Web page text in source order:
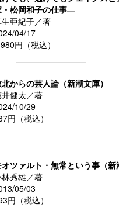
・松岡和子の仕事―
亜紀子／著
04/17
円（税込）
北からの芸人論（新潮文庫）
健太／著
10/29
円（税込）
オツァルト・無常という事（新
秀雄／著
05/03
円（税込）